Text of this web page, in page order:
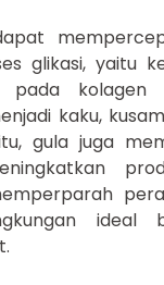
glikasi, yaitu
pada kolagen
kaku,
gula juga
ideal